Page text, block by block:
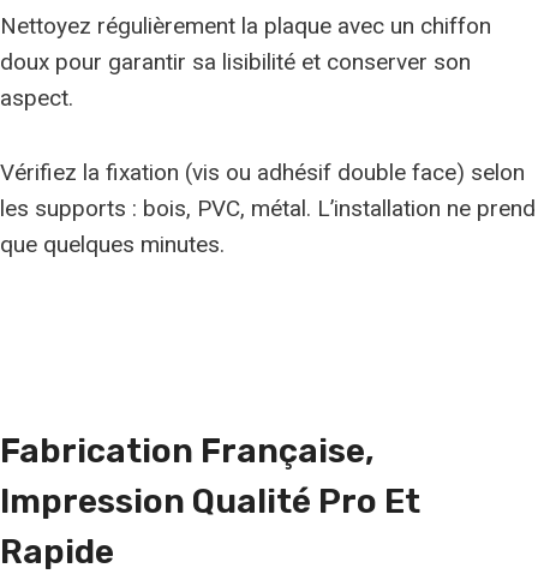
Nettoyez régulièrement la plaque avec un chiffon
doux pour garantir sa lisibilité et conserver son
aspect.
Vérifiez la fixation (vis ou adhésif double face) selon
les supports : bois, PVC, métal. L’installation ne prend
que quelques minutes.
Fabrication Française,
Impression Qualité Pro Et
Rapide